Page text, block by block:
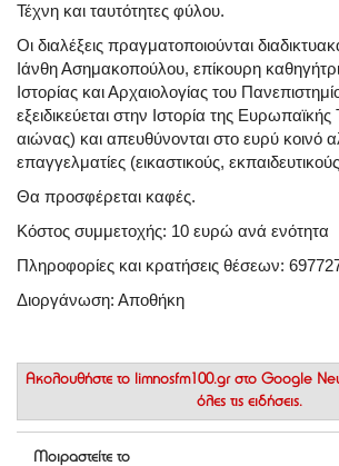
Τέχνη και ταυτότητες φύλου.
Οι διαλέξεις πραγματοποιούνται
Ιάνθη Ασημακοπούλου, επίκουρη
Ιστορίας και Αρχαιολογίας του
εξειδικεύεται στην Ιστορία της
αιώνας) και απευθύνονται στο ευρύ κοινό
επαγγελματίες (εικαστικούς,
Θα προσφέρεται καφές.
Κόστος συμμετοχής: 10 ευρώ ανά ενότητα
Πληροφορίες και κρατήσεις θέσεων:
Διοργάνωση: Αποθήκη
Ακολουθήστε το limnosfm100.gr στο Google
όλες τις ειδήσεις.
Μοιραστείτε το